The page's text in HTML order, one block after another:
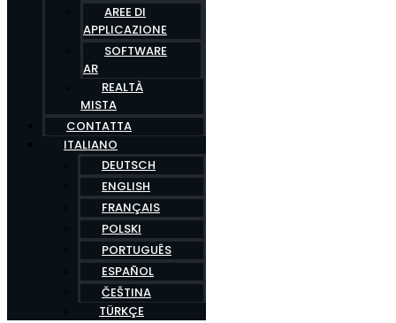
AREE DI
APPLICAZIONE
SOFTWARE
AR
REALTÀ
MISTA
CONTATTA
ITALIANO
DEUTSCH
ENGLISH
FRANÇAIS
POLSKI
PORTUGUÊS
ESPAÑOL
ČEŠTINA
TÜRKÇE